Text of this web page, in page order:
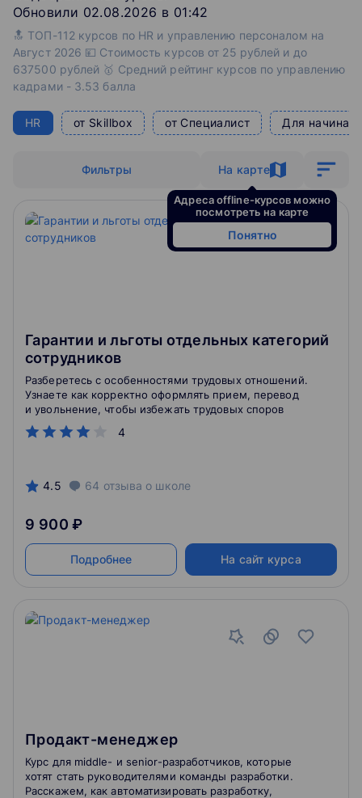
Обновили 02.08.2026 в 01:42
🔝 ТОП-112 курсов по HR и управлению персоналом на
Август 2026 💴 Стоимость курсов от 25 рублей и до
637500 рублей 🥇 Средний рейтинг курсов по управлению
кадрами - 3.53 балла
HR от Skillbox от Специалист Для
На карте
Адреса offline-курсов можно
посмотреть на карте
Понятно
Фильтры
Гарантии и льготы отдельных категорий
сотрудников
4
Разберетесь с особенностями трудовых отношений.
Узнаете как корректно оформлять прием, перевод
и увольнение, чтобы избежать трудовых споров
4.5 64 отзыва о школе
9 900 ₽
Подробнее На сайт курса
Продакт-менеджер
Курс для middle- и senior-разработчиков, которые
хотят стать руководителями команды разработки.
Расскажем, как автоматизировать разработку,